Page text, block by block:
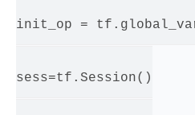
init_op =
sess=tf.Session()